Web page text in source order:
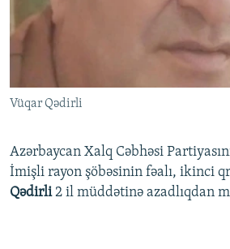
Vüqar Qədirli
Azərbaycan Xalq Cəbhəsi
İmişli rayon şöbəsinin fəalı, ikinci
Qədirli2 il müddətinə azadlıqdan